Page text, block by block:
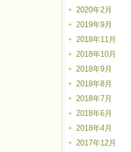
2020年2月
2019年9月
2018年11月
2018年10月
2018年9月
2018年8月
2018年7月
2018年6月
2018年4月
2017年12月